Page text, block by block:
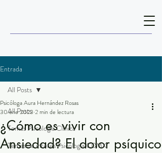
Entrada
All Posts
Temas Psicología Clínica
Temas de interés Psicología CDMX
All Posts
¿Cómo es vivir con
Ansiedad? El dolor psíquico
Psicóloga Aura Hernández Rosas
30 ene 2023 2 min de lectura